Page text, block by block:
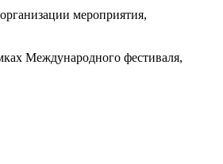
мероприятия,
Международного фестиваля,